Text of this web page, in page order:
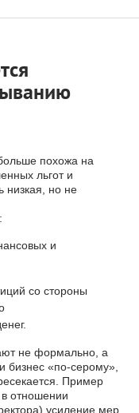
похожа на
льгот и
низкая, но не
и
со стороны
не формально, а
бизнес «по-серому»,
Пример
отношении
усиление мер